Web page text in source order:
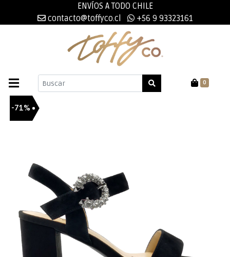
ENVÍOS A TODO CHILE
contacto@toffyco.cl
+56 9 93323161
0
-71%